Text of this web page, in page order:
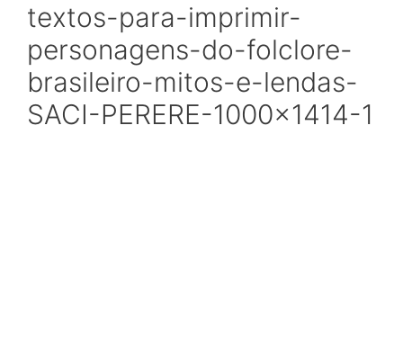
textos-para-imprimir-
personagens-do-folclore-
brasileiro-mitos-e-lendas-
SACI-PERERE-1000×1414-1